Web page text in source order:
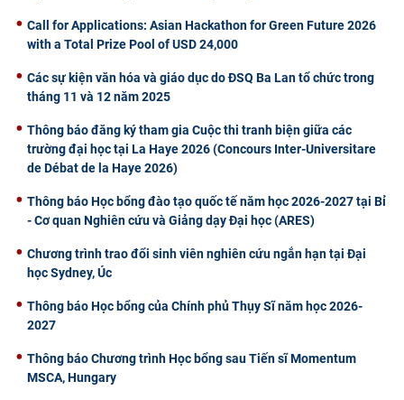
Call for Applications: Asian Hackathon for Green Future 2026
with a Total Prize Pool of USD 24,000
Các sự kiện văn hóa và giáo dục do ĐSQ Ba Lan tổ chức trong
tháng 11 và 12 năm 2025
Thông báo đăng ký tham gia Cuộc thi tranh biện giữa các
trường đại học tại La Haye 2026 (Concours Inter-Universitare
de Débat de la Haye 2026)
Thông báo Học bổng đào tạo quốc tế năm học 2026-2027 tại Bỉ
- Cơ quan Nghiên cứu và Giảng dạy Đại học (ARES)
Chương trình trao đổi sinh viên nghiên cứu ngắn hạn tại Đại
học Sydney, Úc
Thông báo Học bổng của Chính phủ Thụy Sĩ năm học 2026-
2027
Thông báo Chương trình Học bổng sau Tiến sĩ Momentum
MSCA, Hungary